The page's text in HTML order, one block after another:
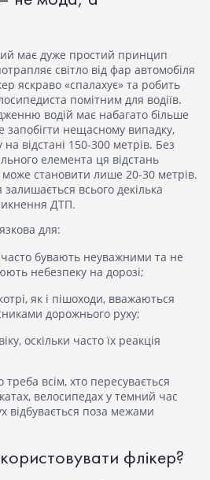
має дуже простий принцип
світло від фар автомобіля
яскраво «спалахує» та робить
помітним для водіїв.
водій має набагато більше
запобігти нещасному випадку,
відстані 150-300 метрів. Без
елемента ця відстань
може становити лише 20-30 метрів.
всього декілька
ДТП.
для:
бувають неуважними та не
небезпеку на дорозі;
як і пішоходи, вважаються
дорожнього руху;
оскільки часто їх реакція
треба всім, хто пересувається
велосипедах у темний час
відбувається поза межами
флікер?